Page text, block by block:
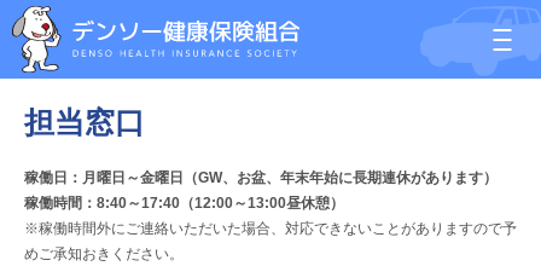
担当窓口
稼働日：月曜日～金曜日（GW、お盆、年末年始に長期連休があります）
稼働時間：8:40～17:40（12:00～13:00昼休憩）
※稼働時間外にご連絡いただいた場合、対応できないことがありますので予
めご承知おきください。